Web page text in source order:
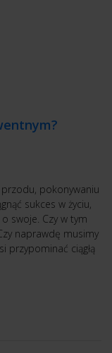
pokonywaniu
sukces w życiu,
swoje. Czy w tym
naprawdę musimy
przypominać ciągłą